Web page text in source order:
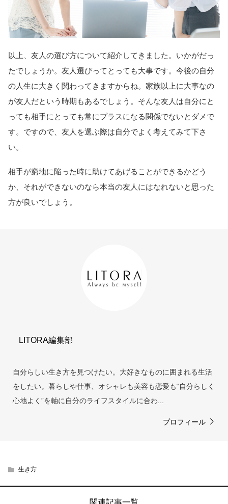
以上、友人の選び方について紹介してきました。いかがだっ
たでしょうか。友人選びってとっても大事です。今後の自分
の人生に大きく関わってきますからね。家族以上に大事なの
が友人だという時期もあるでしょう。そんな友人は自分にと
っても相手にとっても常にプラスになる関係でないとダメで
す。ですので、友人を選ぶ際は自分でよく考えてみて下さ
い。
相手が窮地に陥った時に助けてあげることができるかどう
か、それができないのなら本当の友人にはなれないと思った
方が良いでしょう。
LITORA編集部
自分らしい生き方を見つけたい。大好きなものに囲まれる生活
をしたい。暮らしや仕事、オシャレも美容も恋愛も“自分らしく
心地よく”を軸に自分のライフスタイルに合わ...
プロフィール
生き方